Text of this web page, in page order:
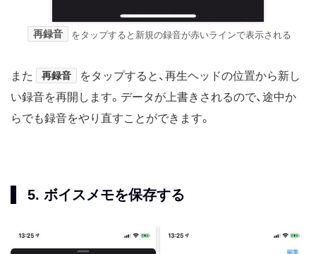
再録音 をタップすると新規の録音が赤いラインで表示される
また 再録音
をタップすると、再生ヘッドの位置から新し
い録音を再開します。データが上書きされるので、途中か
らでも録音をやり直すことができます。
5. ボイスメモを保存する